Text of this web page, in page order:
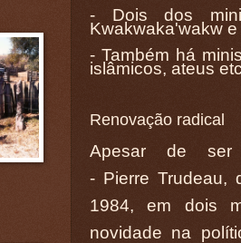
- Dois dos
Kwakwaka'wakw e
- Também há
islâmicos, ateus
Renovação radical
Apesar de ser
- Pierre Trudeau,
1984, em dois
novidade na